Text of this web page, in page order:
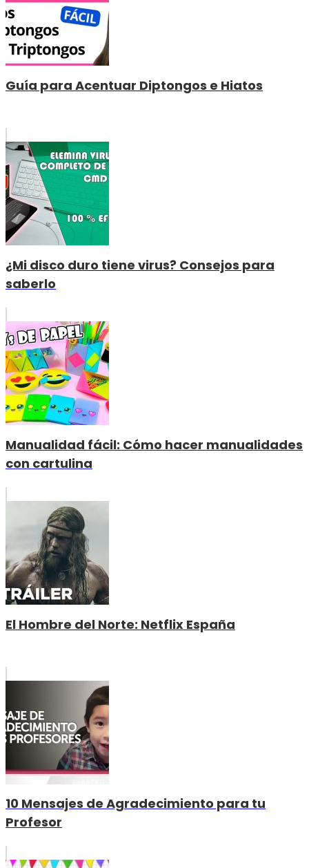
Guía para Acentuar Diptongos e Hiatos
¿Mi disco duro tiene virus? Consejos para
saberlo
Manualidad fácil: Cómo hacer manualidades
con cartulina
El Hombre del Norte: Netflix España
10 Mensajes de Agradecimiento para tu
Profesor